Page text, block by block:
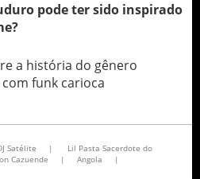
pode ter sido inspirado
a história do gênero
funk carioca
Satélite |
Lil Pasta Sacerdote do
Cazuende | Angola
|